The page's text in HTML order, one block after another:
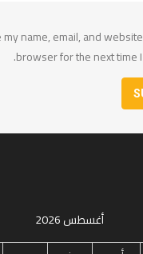
my name, email, and
browser for the next time
أغسطس 2026